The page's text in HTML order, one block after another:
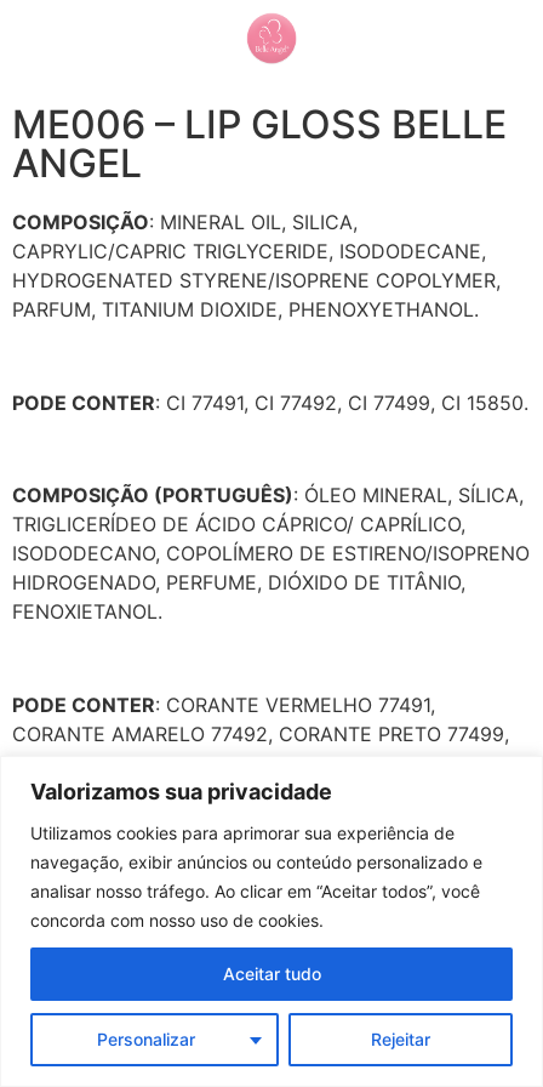
Valorizamos sua privacidade
Utilizamos cookies para aprimorar sua experiência de
navegação, exibir anúncios ou conteúdo personalizado e
analisar nosso tráfego. Ao clicar em “Aceitar todos”, você
concorda com nosso uso de cookies.
Personalizar Rejeitar
Aceitar tudo
ME006 – LIP GLOSS BELLE
ANGEL
COMPOSIÇÃO: MINERAL OIL, SILICA,
CAPRYLIC/CAPRIC TRIGLYCERIDE, ISODODECANE,
HYDROGENATED STYRENE/ISOPRENE COPOLYMER,
PARFUM, TITANIUM DIOXIDE, PHENOXYETHANOL.
PODE CONTER: CI 77491, CI 77492, CI 77499, CI 15850.
COMPOSIÇÃO (PORTUGUÊS): ÓLEO MINERAL, SÍLICA,
TRIGLICERÍDEO DE ÁCIDO CÁPRICO/ CAPRÍLICO,
ISODODECANO, COPOLÍMERO DE ESTIRENO/ISOPRENO
HIDROGENADO, PERFUME, DIÓXIDO DE TITÂNIO,
FENOXIETANOL.
PODE CONTER: CORANTE VERMELHO 77491,
CORANTE AMARELO 77492, CORANTE PRETO 77499,